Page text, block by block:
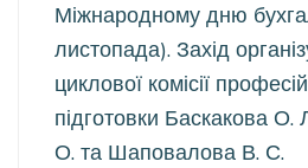
Міжнародному дню
листопада). Захід
циклової комісії
підготовки Баскакова О.
О. та Шаповалова В. С.